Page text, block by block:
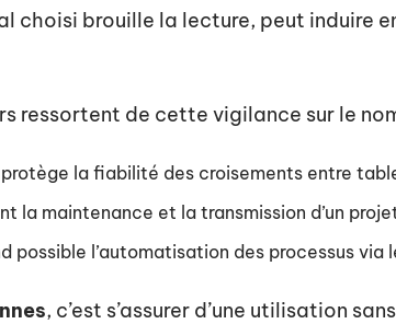
choisi brouille la lecture, peut induire
ressortent de cette vigilance sur le
protège la fiabilité des croisements entre
la maintenance et la transmission d’un
possible l’automatisation des processus via
, c’est s’assurer d’une utilisation